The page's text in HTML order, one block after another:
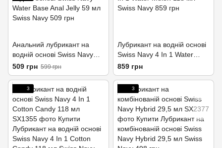
Анальний лубрикант на
водній основі Swiss Navy
Water Base Anal Jelly 59 мл
509 грн 599 грн
Лубрикант на водній основі
Swiss Navy 4 In 1 Water
Melon 118 мл
859 грн
3 3